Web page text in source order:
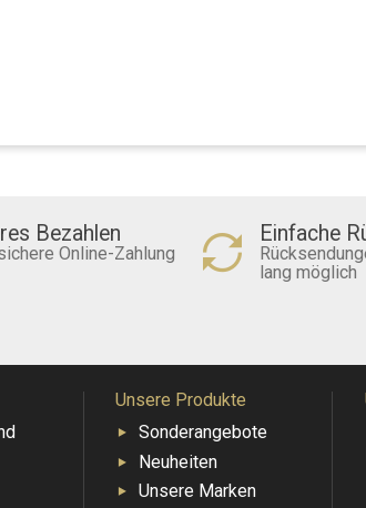
Bezahlen
Online-Zahlung
Einfache
lang möglich
Unsere Produkte
Sonderangebote
Neuheiten
Unsere Marken